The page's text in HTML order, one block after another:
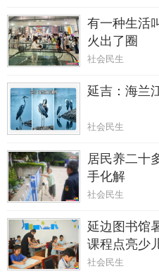
有一种生活
火出了圈
社会民生
延吉：海兰
社会民生
居民养二十
手化解
社会民生
延边图书馆
课程点亮少
社会民生